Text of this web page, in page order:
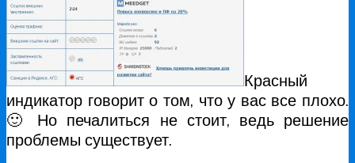
Красный
индикатор говорит о том, что у вас все плохо.
🙂 Но печалиться не стоит, ведь решение
проблемы существует.